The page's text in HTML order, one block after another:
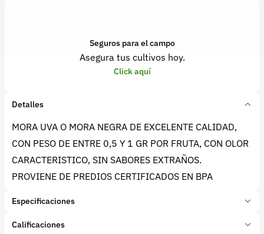
Seguros para el campo
Asegura tus cultivos hoy.
Click aquí
Detalles
MORA UVA O MORA NEGRA DE EXCELENTE CALIDAD,
CON PESO DE ENTRE 0,5 Y 1 GR POR FRUTA, CON OLOR
CARACTERISTICO, SIN SABORES EXTRAÑOS.
PROVIENE DE PREDIOS CERTIFICADOS EN BPA
Especificaciones
Marca:
Frutos Iscala Mora Uva
Calificaciones